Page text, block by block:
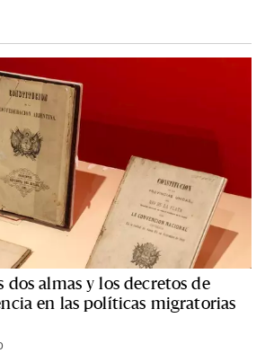
almas y los decretos de
en las políticas migratorias